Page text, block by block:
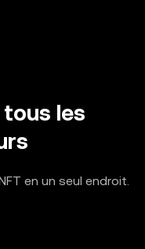
les
en un seul endroit.